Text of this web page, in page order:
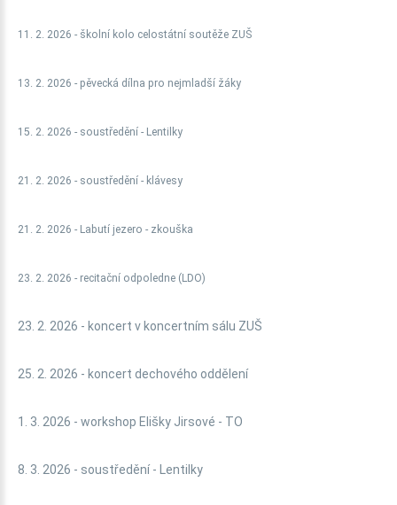
11. 2. 2026 - školní kolo celostátní soutěže ZUŠ
13. 2. 2026 - pěvecká dílna pro nejmladší žáky
15. 2. 2026 - soustředění - Lentilky
21. 2. 2026 - soustředění - klávesy
21. 2. 2026 - Labutí jezero - zkouška
23. 2. 2026 - recitační odpoledne (LDO)
23. 2. 2026 - koncert v koncertním sálu ZUŠ
25. 2. 2026 - koncert dechového oddělení
1. 3. 2026 - workshop Elišky Jirsové - TO
8. 3. 2026 - soustředění - Lentilky